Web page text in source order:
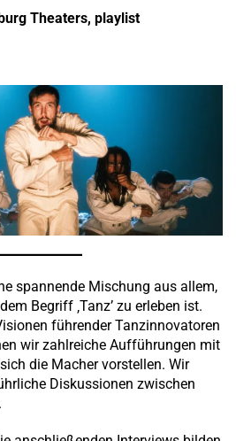
Theaters, playlist
spannende Mischung aus allem,
Begriff ‚Tanz’ zu erleben ist.
führender Tanzinnovatoren
wir zahlreiche Aufführungen mit
die Macher vorstellen. Wir
Diskussionen zwischen